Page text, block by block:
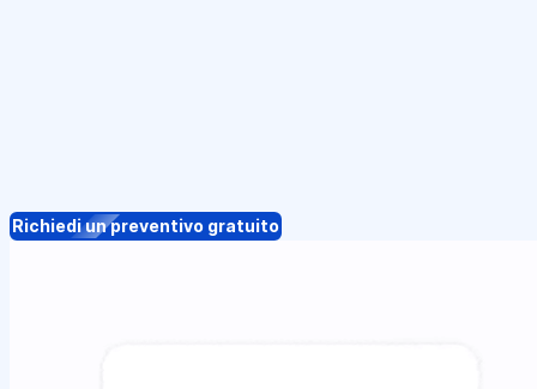
Richiedi un preventivo gratuito